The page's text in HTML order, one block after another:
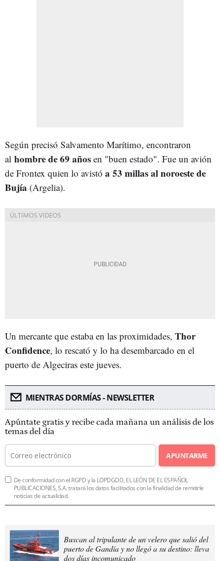
Según precisó Salvamento Marítimo, encontraron
al hombre de 69 años en "buen estado". Fue un avión
de Frontex quien lo avistó a 53 millas al noroeste de
Bujía (Argelia).
Un mercante que estaba en las proximidades, Thor
Confidence, lo rescató y lo ha desembarcado en el
puerto de Algeciras este jueves.
MIENTRAS DORMÍAS - NEWSLETTER
Apúntate gratis y recibe cada mañana un análisis de los
temas del día
APUNTARME
De conformidad con el RGPD y la LOPDGDD, EL LEÓN DE EL ESPAÑOL
PUBLICACIONES, S.A. tratará los datos facilitados con la finalidad de remitirle
noticias de actualidad.
Buscan al tripulante de un velero que salió del
puerto de Gandía y no llegó a su destino: lleva
dos días incomunicado